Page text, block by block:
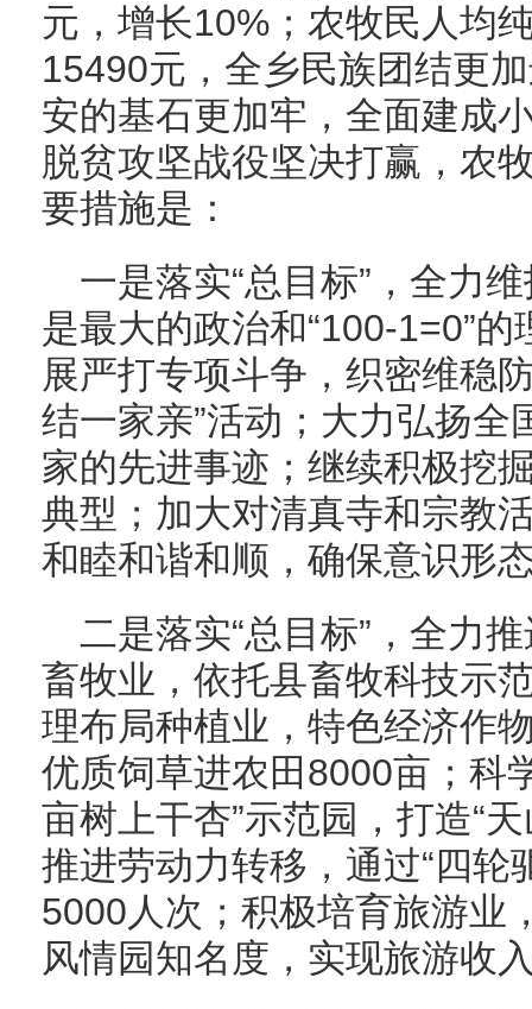
元，增长10%；农牧民人均
15490元，全乡民族团结更
安的基石更加牢，全面建成
脱贫攻坚战役坚决打赢，农
要措施是：
一是落实“总目标”，全力
是最大的政治和“100-1=0”
展严打专项斗争，织密维稳
结一家亲”活动；大力弘扬全
家的先进事迹；继续积极挖
典型；加大对清真寺和宗教
和睦和谐和顺，确保意识形
二是落实“总目标”，全力
畜牧业，依托县畜牧科技示
理布局种植业，特色经济作
优质饲草进农田8000亩；科
亩树上干杏”示范园，打造“
推进劳动力转移，通过“四轮
5000人次；积极培育旅游业
风情园知名度，实现旅游收